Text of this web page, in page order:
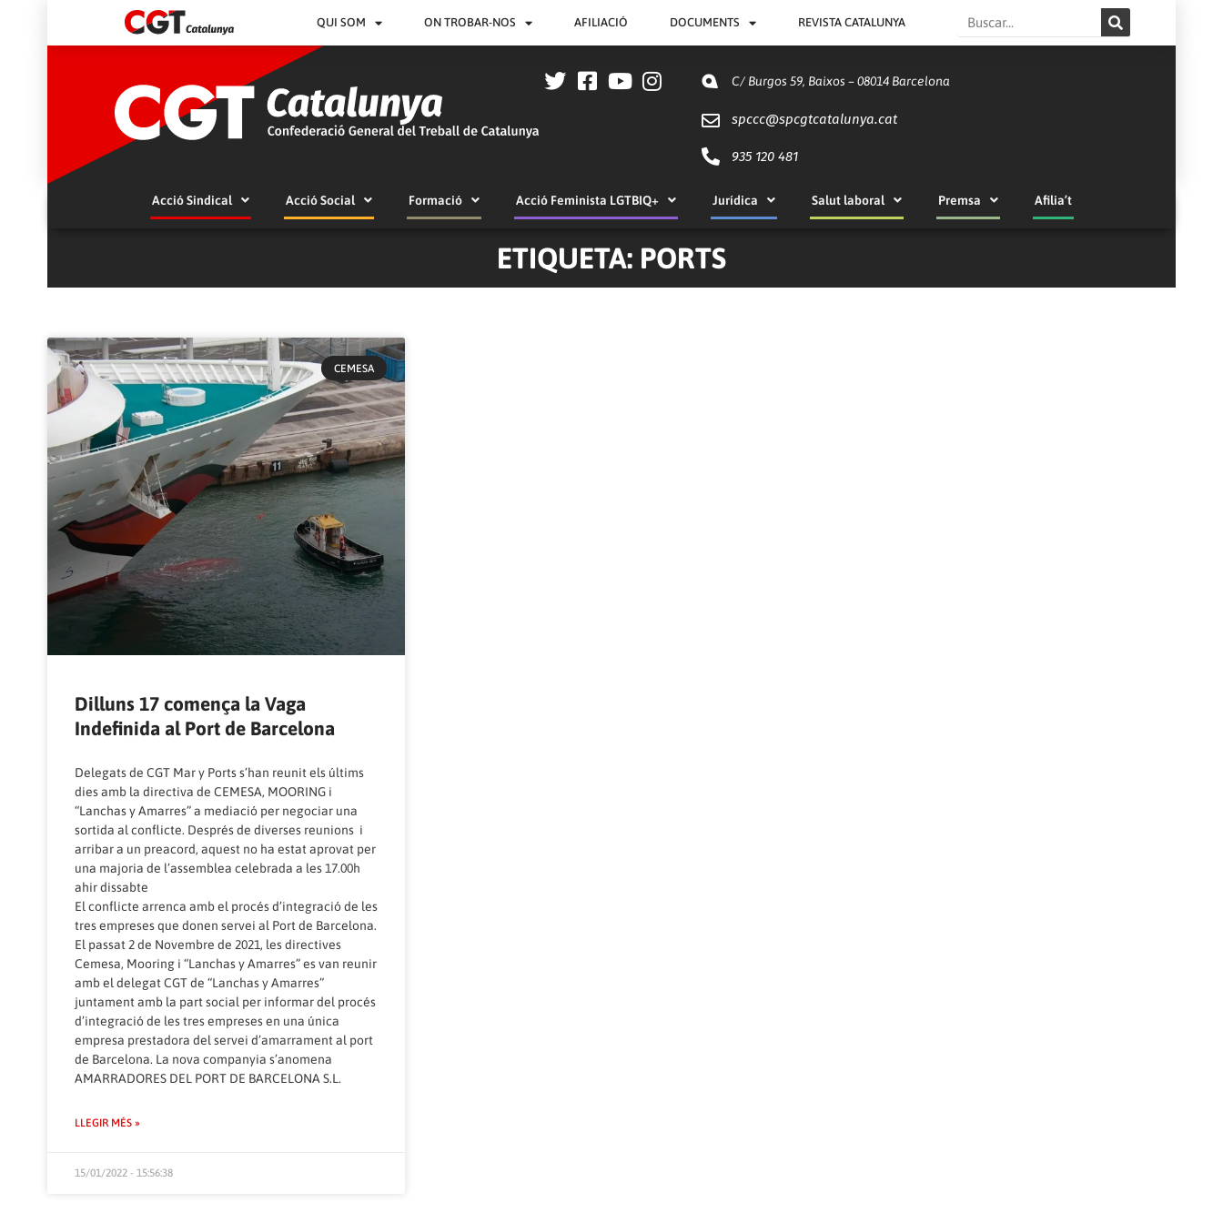
QUI SOM ON TROBAR-NOS AFILIACIÓ DOCUMENTS REVISTA CATALUNYA Search
C/ Burgos 59, Baixos – 08014 Barcelona
spccc@spcgtcatalunya.cat
935 120 481
Acció Sindical Acció Social Formació Acció Feminista LGTBIQ+ Jurídica Salut laboral Premsa Afilia’t
ETIQUETA: PORTS
CEMESA
Dilluns 17 comença la Vaga
Indefinida al Port de Barcelona
Delegats de CGT Mar y Ports s’han reunit els últims
dies amb la directiva de CEMESA, MOORING i
“Lanchas y Amarres” a mediació per negociar una
sortida al conflicte. Després de diverses reunions i
arribar a un preacord, aquest no ha estat aprovat per
una majoria de l’assemblea celebrada a les 17.00h
ahir dissabte
El conflicte arrenca amb el procés d’integració de les
tres empreses que donen servei al Port de Barcelona.
El passat 2 de Novembre de 2021, les directives
Cemesa, Mooring i “Lanchas y Amarres” es van reunir
amb el delegat CGT de “Lanchas y Amarres”
juntament amb la part social per informar del procés
d’integració de les tres empreses en una única
empresa prestadora del servei d’amarrament al port
de Barcelona. La nova companyia s’anomena
AMARRADORES DEL PORT DE BARCELONA S.L.
LLEGIR MÉS »
15/01/2022 - 15:56:38